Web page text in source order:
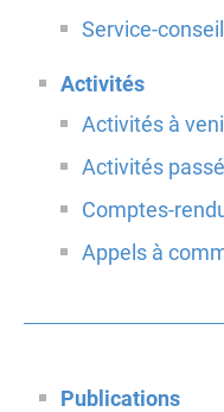
Service-conseil
Activités
Activités à
Activités
Comptes-
Appels à
Publications